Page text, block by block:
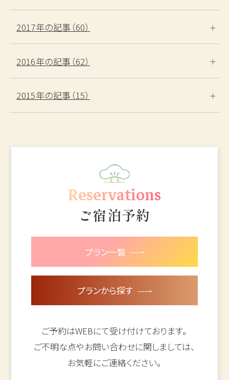
2017年の記事（60）
2016年の記事（62）
2015年の記事（15）
Reservations
ご宿泊予約
プラン一覧
プランから探す
ご予約はWEBにて受け付けております。
ご不明な点やお問い合わせに関しましては、
お気軽にご連絡ください。